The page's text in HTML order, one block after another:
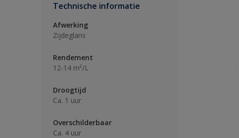
Technische informatie
Afwerking
Zijdeglans
Rendement
12-14 m²/L
Droogtijd
Ca. 1 uur
Overschilderbaar
Ca. 4 uur